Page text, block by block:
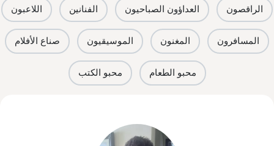
الراقصون العداؤون الصباحيون الفنانين اللاعبون
المسافرون المغنون الموسيقيون صناع الأفلام
محبو الطعام محبو الكتب